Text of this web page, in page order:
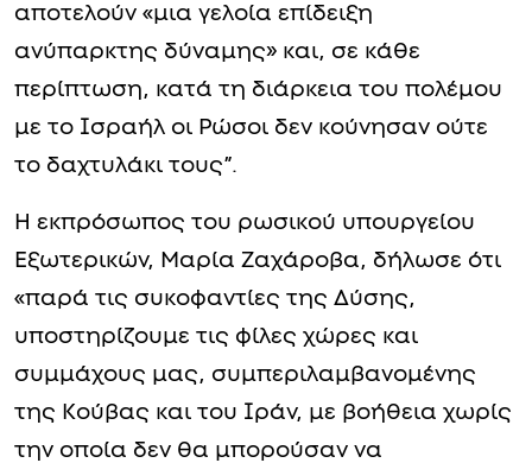
αποτελούν «μια γελοία επίδειξη
ανύπαρκτης δύναμης» και, σε κάθε
περίπτωση, κατά τη διάρκεια του πολέμου
με το Ισραήλ οι Ρώσοι δεν κούνησαν ούτε
το δαχτυλάκι τους”.
Η εκπρόσωπος του ρωσικού υπουργείου
Εξωτερικών, Μαρία Ζαχάροβα, δήλωσε ότι
«παρά τις συκοφαντίες της Δύσης,
υποστηρίζουμε τις φίλες χώρες και
συμμάχους μας, συμπεριλαμβανομένης
της Κούβας και του Ιράν, με βοήθεια χωρίς
την οποία δεν θα μπορούσαν να